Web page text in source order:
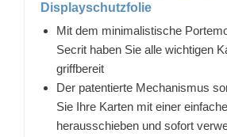
Displayschutzfolie
Mit dem minimalistische
Secrit haben Sie alle wichtigen
griffbereit
Der patentierte Mechanismus
Sie Ihre Karten mit einer
herausschieben und sofort